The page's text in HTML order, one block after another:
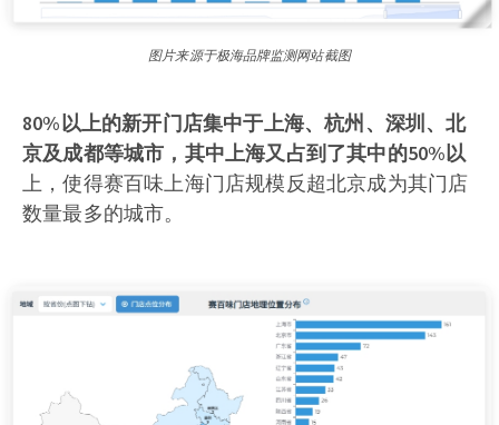
图片来源于极海品牌监测网站截图
80%以上的新开门店集中于上海、杭州、深圳、北
京及成都等城市，其中上海又占到了其中的50%以
上，使得赛百味上海门店规模反超北京成为其门店
数量最多的城市。